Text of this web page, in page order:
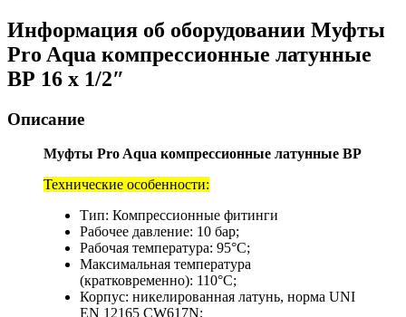
Информация об оборудовании Муфты
Pro Aqua компрессионные латунные
ВР 16 x 1/2″
Описание
Муфты Pro Aqua компрессионные латунные ВР
Технические особенности:
Тип: Компрессионные фитинги
Рабочее давление: 10 бар;
Рабочая температура: 95°С;
Максимальная температура
(кратковременно): 110°С;
Корпус: никелированная латунь, норма UNI
EN 12165 CW617N;